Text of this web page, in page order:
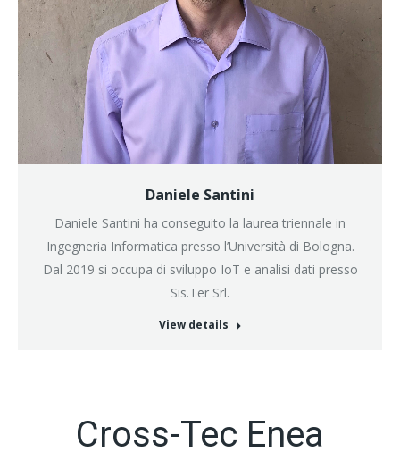
Daniele Santini
Daniele Santini ha conseguito la laurea triennale in
Ingegneria Informatica presso l’Università di Bologna.
Dal 2019 si occupa di sviluppo IoT e analisi dati presso
Sis.Ter Srl.
View details
Cross-Tec Enea